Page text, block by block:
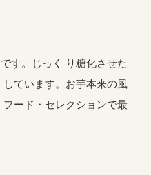
す。じっく り糖化させた
ています。お芋本来の風
ード・セレクションで最